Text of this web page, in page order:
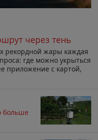
через тень
рекордной жары каждая
где можно укрыться
приложение с картой,
больше